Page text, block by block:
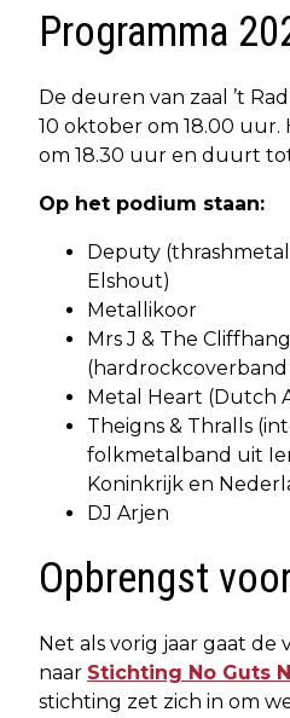
Programma
De deuren van zaal ’t
10 oktober om 18.00
om 18.30 uur en duurt
Op het podium staan:
Deputy
Elshout)
Metallikoor
Mrs J & The
Metal Heart (Dutch
Theigns & Thralls
folkmetalband uit
Koninkrijk en
DJ Arjen
Opbrengst
Net als vorig jaar gaat
naar Stichting No Guts
stichting zet zich in om